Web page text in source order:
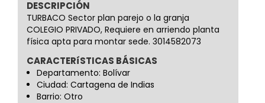
DESCRIPCIÓN
TURBACO Sector plan parejo o la granja
COLEGIO PRIVADO, Requiere en arriendo planta
física apta para montar sede. 3014582073
CARACTERíSTICAS BÁSICAS
Departamento: Bolívar
Ciudad: Cartagena de Indias
Barrio: Otro